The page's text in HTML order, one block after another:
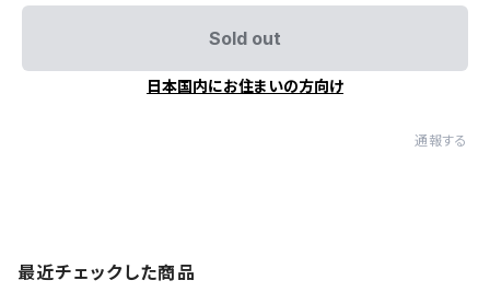
Sold out
日本国内にお住まいの方向け
通報する
最近チェックした商品